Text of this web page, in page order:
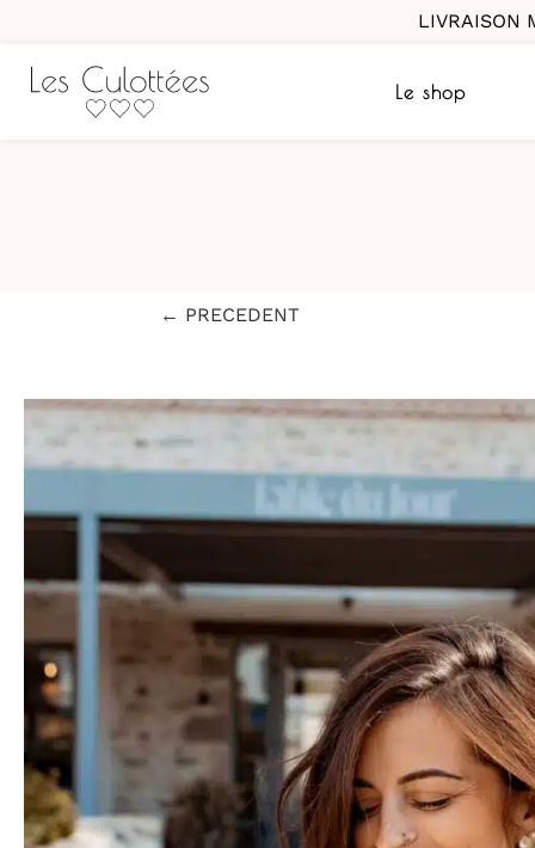
LIVRAISON
Le shop
← PRECEDENT